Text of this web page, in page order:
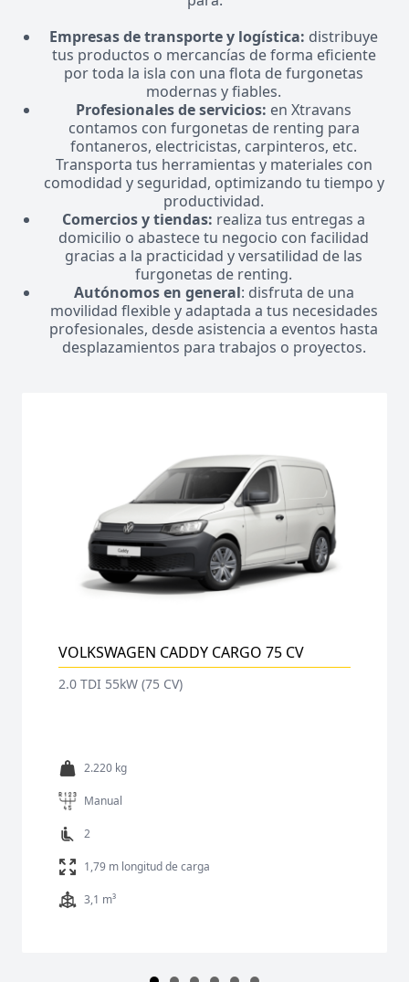
Empresas de transporte y logística: distribuye
tus productos o mercancías de forma eficiente
por toda la isla con una flota de furgonetas
modernas y fiables.
Profesionales de servicios: en Xtravans
contamos con furgonetas de renting para
fontaneros, electricistas, carpinteros, etc.
Transporta tus herramientas y materiales con
comodidad y seguridad, optimizando tu tiempo y
productividad.
Comercios y tiendas: realiza tus entregas a
domicilio o abastece tu negocio con facilidad
gracias a la practicidad y versatilidad de las
furgonetas de renting.
Autónomos en general: disfruta de una
movilidad flexible y adaptada a tus necesidades
profesionales, desde asistencia a eventos hasta
desplazamientos para trabajos o proyectos.
VOLKSWAGEN CADDY CARGO 75 CV
2.0 TDI 55kW (75 CV)
2.220 kg
Manual
2
1,79 m longitud de carga
3,1 m³